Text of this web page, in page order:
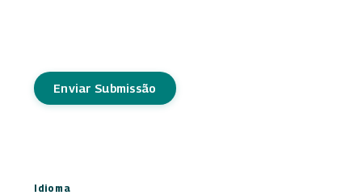
Enviar Submissão
Idioma